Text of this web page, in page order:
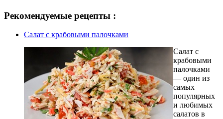
Рекомендуемые рецепты :
Салат с крабовыми палочками
Салат с
крабовыми
палочками
— один из
самых
популярных
и любимых
салатов в